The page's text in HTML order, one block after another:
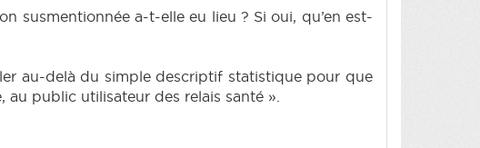
susmentionnée a-t-elle eu lieu ? Si oui, qu’en est-
au-delà du simple descriptif statistique pour que
public utilisateur des relais santé ».